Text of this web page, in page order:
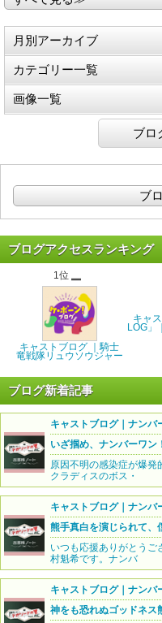
月別アーカイブ
カテゴリー一覧
画像一覧
ブロ
ブ
ブログアクセスランキング
1位
キャストブログ ｜騎士
竜戦隊リュウソウジャー
キャ
LOG」
ブログ新着記事
キャストブログ｜ナンバ
いざ掴め、ナンバーワン
原因不明の感染症が爆発
クラディスのボス・
キャストブログ｜ナンバ
熊手真白を演じられて、
いつも応援ありがとうご
村魁希です。ナンバ
キャストブログ｜ナンバ
神をも恐れぬゴッドネス